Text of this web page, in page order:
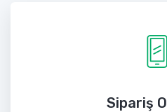
Sipariş